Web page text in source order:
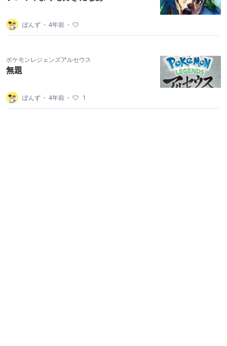
ぽんず ・ 4年前 ・
ポケモンレジェンズアルセウス
無題
ぽんず ・ 4年前 ・ 1